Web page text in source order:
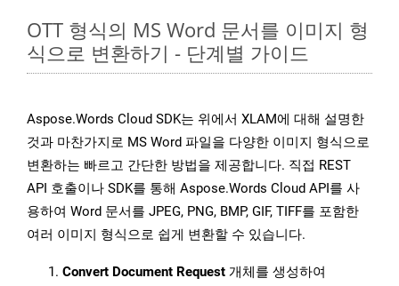
OTT 형식의 MS Word 문서를 이미지 형
식으로 변환하기 - 단계별 가이드
Aspose.Words Cloud SDK는 위에서 XLAM에 대해 설명한
것과 마찬가지로 MS Word 파일을 다양한 이미지 형식으로
변환하는 빠르고 간단한 방법을 제공합니다. 직접 REST
API 호출이나 SDK를 통해 Aspose.Words Cloud API를 사
용하여 Word 문서를 JPEG, PNG, BMP, GIF, TIFF를 포함한
여러 이미지 형식으로 쉽게 변환할 수 있습니다.
Convert Document Request 개체를 생성하여